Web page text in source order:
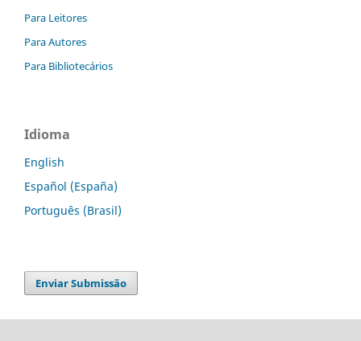
Para Leitores
Para Autores
Para Bibliotecários
Idioma
English
Español (España)
Português (Brasil)
Enviar Submissão